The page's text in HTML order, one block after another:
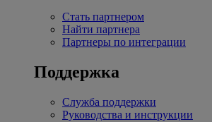
Стать партнером
Найти партнера
Партнеры по интеграции
Поддержка
Служба поддержки
Руководства и инструкции